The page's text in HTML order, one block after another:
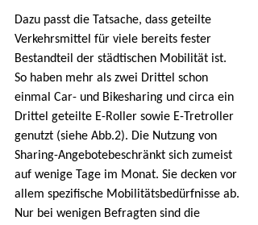
Dazu passt die Tatsache, dass geteilte
Verkehrsmittel für viele bereits fester
Bestandteil der städtischen Mobilität ist.
So haben mehr als zwei Drittel schon
einmal Car- und Bikesharing und circa ein
Drittel geteilte E-Roller sowie E-Tretroller
genutzt (siehe Abb.2). Die Nutzung von
Sharing-Angebotebeschränkt sich zumeist
auf wenige Tage im Monat. Sie decken vor
allem spezifische Mobilitätsbedürfnisse ab.
Nur bei wenigen Befragten sind die